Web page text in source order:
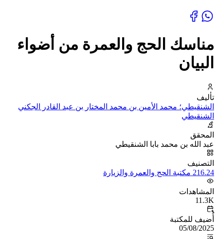
مناسك الحج والعمرة من أضواء
البيان
تأليف
الشنقيطي؛ محمد الأمين بن محمد المختار بن عبد القادر الجكني
الشنقيطي
المحقق
عبد الله بن محمد بابا الشنقيطي
التصنيف
216.24 مكتبة الحج والعمرة والزيارة
المشاهدات
11.3K
أُضيف للمكتبة
05/08/2025